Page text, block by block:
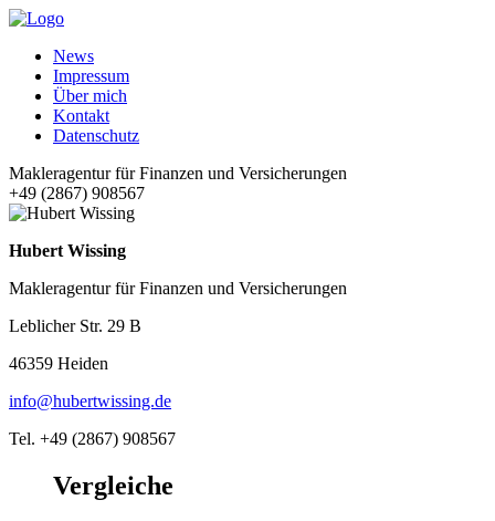
News
Impressum
Über mich
Kontakt
Datenschutz
Makleragentur für Finanzen und Versicherungen
+49 (2867) 908567
Hubert Wissing
Makleragentur für Finanzen und Versicherungen
Leblicher Str. 29 B
46359 Heiden
info@hubertwissing.de
Tel. +49 (2867) 908567
Vergleiche